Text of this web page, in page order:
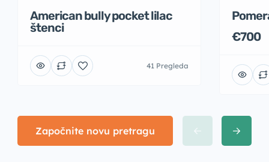
American bully pocket lilac
štenci
41 Pregleda
€700
Započnite novu pretragu